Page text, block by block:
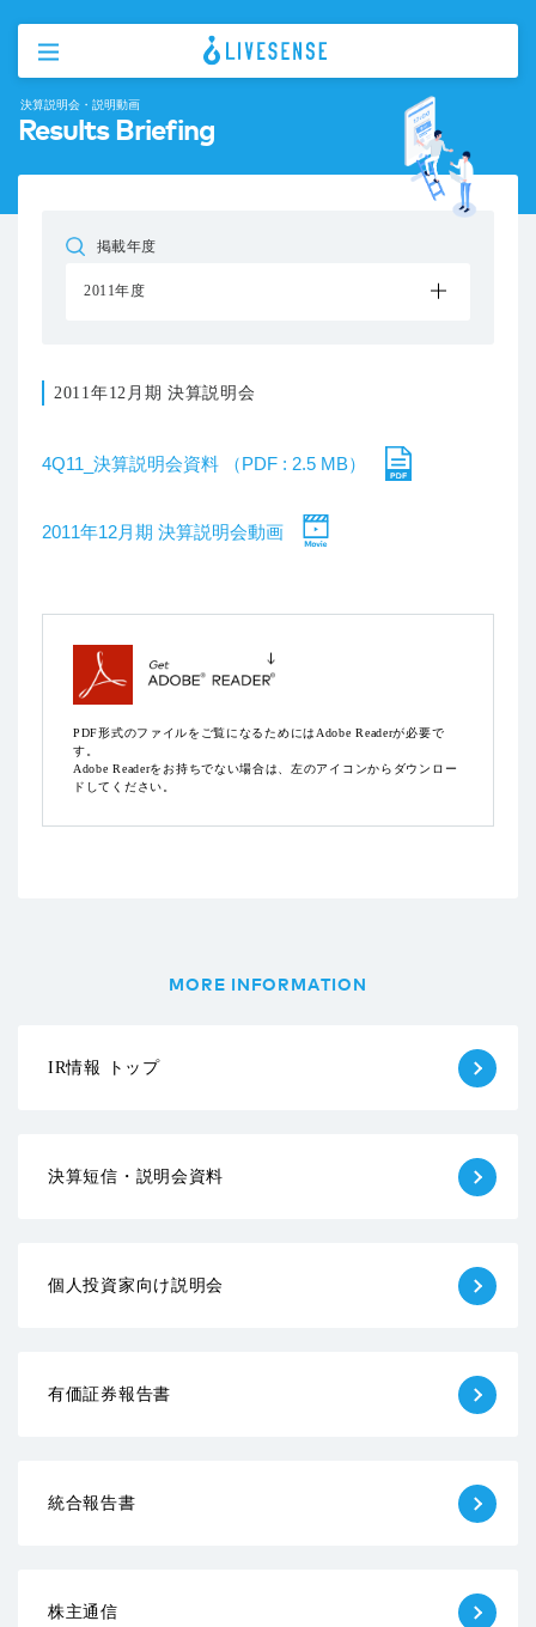
決算説明会・説明動画
Results Briefing
掲載年度
2011年度
2011年12月期 決算説明会
4Q11_決算説明会資料 （PDF : 2.5 MB）
2011年12月期 決算説明会動画
PDF形式のファイルをご覧になるためにはAdobe Readerが必要で
す。
Adobe Readerをお持ちでない場合は、左のアイコンからダウンロー
ドしてください。
MORE INFORMATION
IR情報 トップ
決算短信・説明会資料
個人投資家向け説明会
有価証券報告書
統合報告書
株主通信